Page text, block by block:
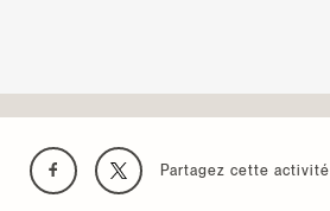
Partagez cette activité